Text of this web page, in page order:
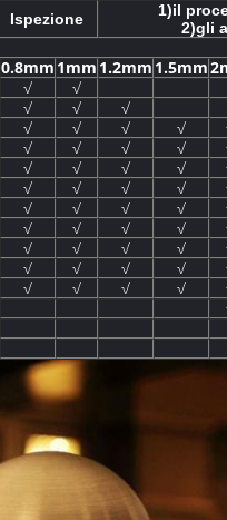
Ispezione
1)il
2)gli
0.8mm 1mm 1.2mm 1.5mm
√
√
√ √
√
√ √ √ √
√ √ √ √
√ √ √ √
√ √ √ √
√ √ √ √
√ √ √ √
√ √ √ √
√ √ √ √
√ √ √ √